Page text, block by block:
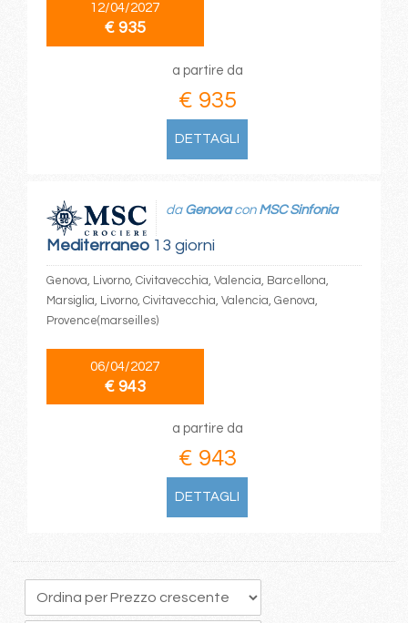
12/04/2027
€ 935
a partire da
€ 935
DETTAGLI
Mediterraneo13 giorni
da Genovacon MSC Sinfonia
Genova, Livorno, Civitavecchia, Valencia, Barcellona,
Marsiglia, Livorno, Civitavecchia, Valencia, Genova,
Provence(marseilles)
06/04/2027
€ 943
a partire da
€ 943
DETTAGLI